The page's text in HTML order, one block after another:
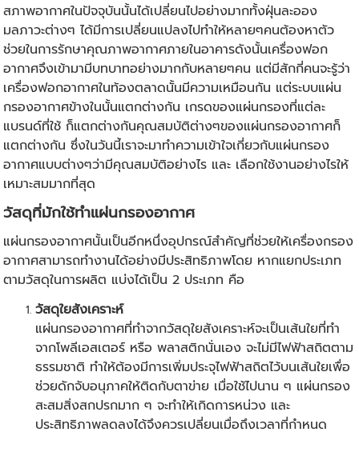
สภาพอากาศในปัจจุบันนั้นได้เปลี่ยนไปอย่างมากทั้งฝุ่นละออง
มลภาวะต่างๆ ได้มีการเปลี่ยนแปลงไปทำให้หลายๆคนต้องหาตัว
ช่วยในการรักษาคุณภาพอากาศภายในอาคารดังนั้นเครื่องฟอก
อากาศจึงเข้ามามีบทบาทอย่างมากกับหลายๆคน แต่มีสักกี่คนจะรู้ว่า
เครื่องฟอกอากาศในท้องตลาดนั้นมีความเหมือนกัน แต่ระบบแผ่น
กรองอากาศข้างในนั้นแตกต่างกัน เกรดของแผ่นกรองที่แต่ละ
แบรนด์ที่ใช้ ก็แตกต่างกันคุณสมบัติต่างๆของแผ่นกรองอากาศก็
แตกต่างกัน ซึ่งในวันนี้เราจะมาทำความเข้าใจเกี่ยวกับแผ่นกรอง
อากาศแบบต่างๆว่ามีคุณสมบัติอย่างไร และ เลือกใช้งานอย่างไรให้
เหมาะสมมากที่สุด
วัสดุที่มักใช้ทำแผ่นกรองอากาศ
แผ่นกรองอากาศนั้นเป็นอีกหนึ่งอุปกรณ์สำคัญที่ช่วยให้เครื่องกรอง
อากาศสามารถทำงานได้อย่างมีประสิทธิภาพโดย หากแยกประเภท
ตามวัสดุในการผลิต แบ่งได้เป็น 2 ประเภท คือ
วัสดุใยสังเคราะห์
แผ่นกรองอากาศที่ทำจากวัสดุใยสังเคราะห์จะเป็นเส้นใยที่ทำ
จากโพลีเอสเตอร์ หรือ พลาสติกนั่นเอง จะไม่มีไฟฟ้าสถิตตาม
ธรรมชาติ ทำให้ต้องมีการเพิ่มประจุไฟฟ้าสถิตไว้บนเส้นใยเพื่อ
ช่วยดักจับอนุภาคให้ติดกับตาข่าย เมื่อใช้ไปนาน ๆ แผ่นกรอง
สะสมสิ่งสกปรกมาก ๆ จะทำให้เกิดการหน่วง และ
ประสิทธิภาพลดลงได้จึงควรเปลี่ยนเมื่อถึงเวลาที่กำหนด